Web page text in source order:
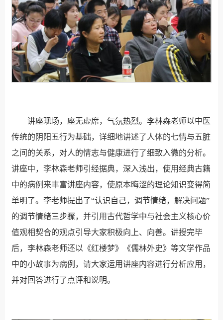
讲座现场，座无虚席，气氛热烈。李林森老师以中医
传统的阴阳五行为基础，详细地讲述了人体的七情与五脏
之间的关系，对人的情志与健康进行了细致入微的分析。
讲座中，李林森老师引经据典，深入浅出，使用经典古籍
中的病例来丰富讲座内容，使原本晦涩的理论知识变得简
单明了。李老师提出了“认识自己，调节情绪，解决问题”
的调节情绪三步骤，并引用古代哲学中与社会主义核心价
值观相契合的观点引导大家积极向上、向善。讲授完毕
后，李林森老师还以《红楼梦》《儒林外史》等文学作品
中的小故事为病例，请大家运用讲座内容进行分析应用，
并对回答进行了点评和说明。